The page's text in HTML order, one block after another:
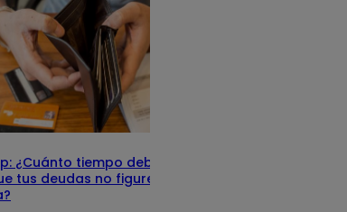
¿Cuánto tiempo debe pasar
tus deudas no figuren en su